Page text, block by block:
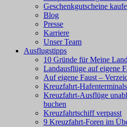
Geschenkgutscheine
Blog
Presse
Karriere
Unser Team
Ausflugstipps
10 Gründe für Meine
Landausflüge auf eigene
Auf eigene Faust –
Kreuzfahrt-
Kreuzfahrt-Ausflüge
buchen
Kreuzfahrtschiff verpasst
9 Kreuzfahrt-Foren im